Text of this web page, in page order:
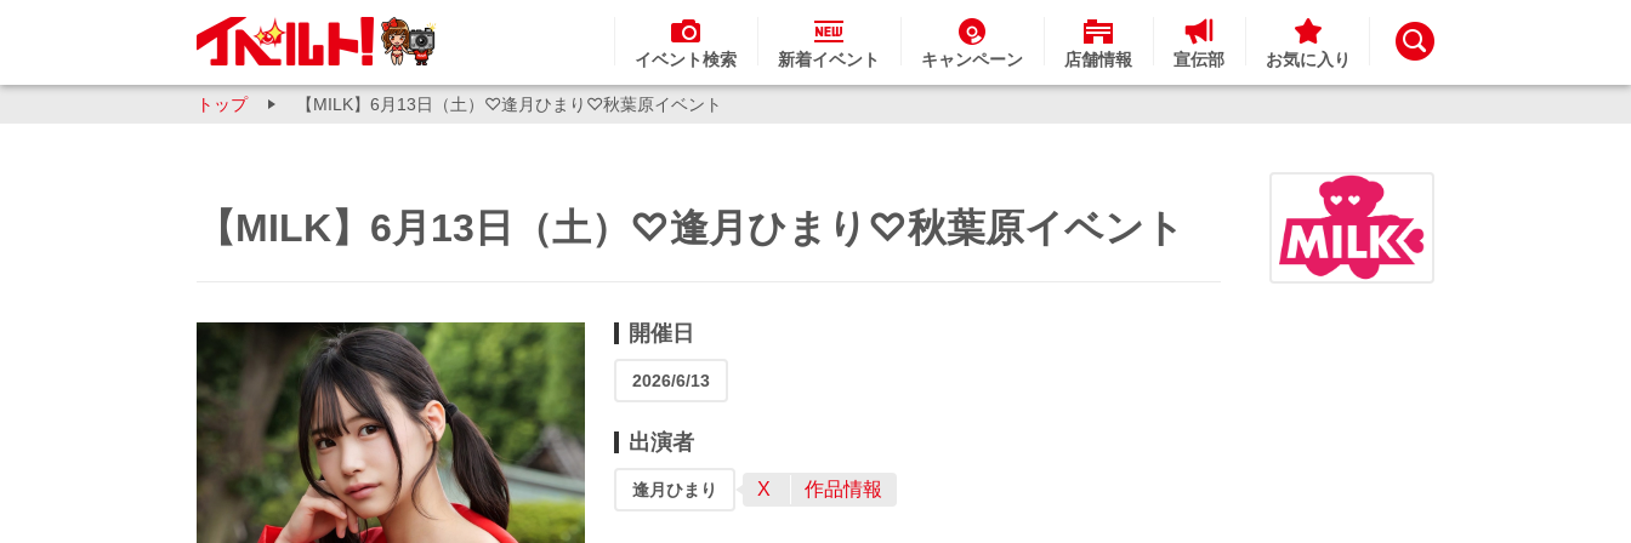
イベント検索 新着イベント キャンペーン 店舗情報 宣伝部 お気に入り
トップ 【MILK】6月13日（土）♡逢月ひまり♡秋葉原イベント
【MILK】6月13日（土）♡逢月ひまり♡秋葉原イベント
開催日
2026/6/13
出演者
逢月ひまり X 作品情報